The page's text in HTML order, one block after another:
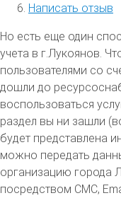
Написать отзыв
Но есть еще один
учета в г.Лукоянов.
пользователями со
дошли до
воспользоваться
раздел вы ни зашли
будет представлена
можно передать
организацию города
посредством СМС,